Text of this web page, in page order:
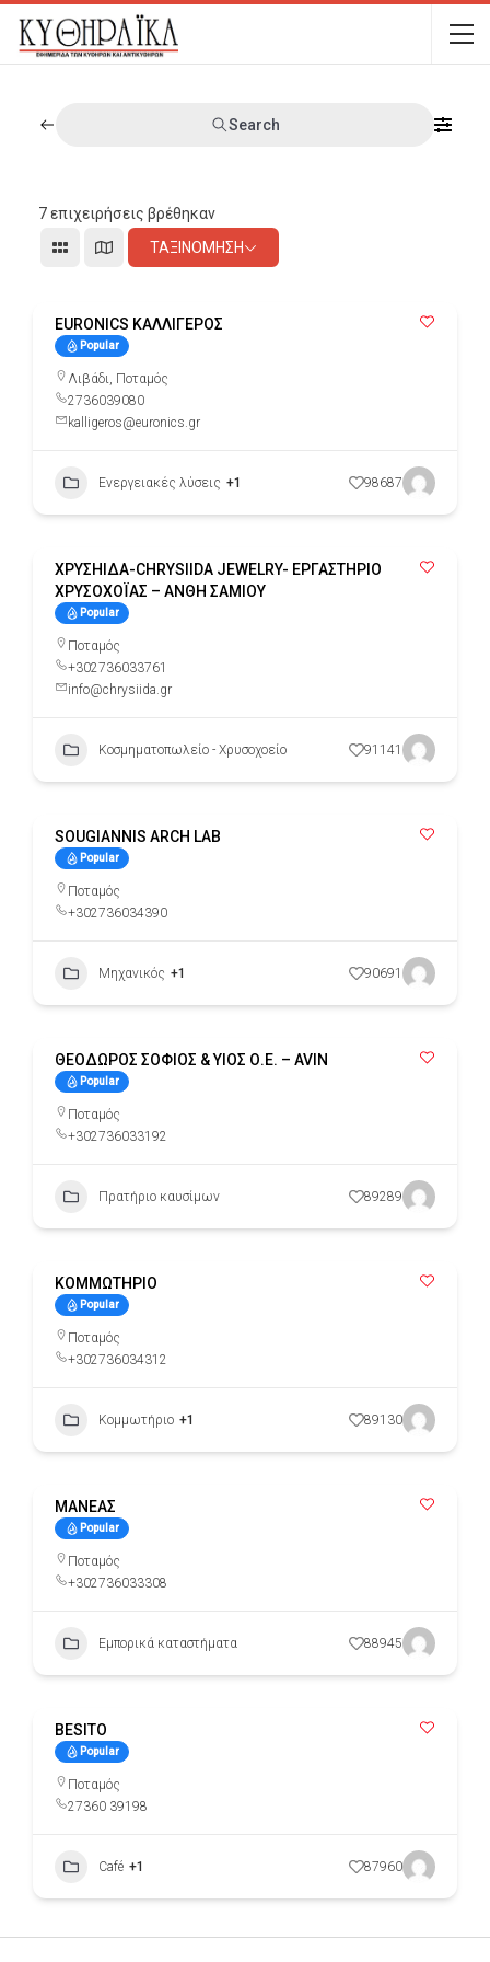
Search
7επιχειρήσεις βρέθηκαν
ΤΑΞΙΝΌΜΗΣΗ
EURONICS ΚΑΛΛΙΓΕΡΟΣ
Popular
Λιβάδι, Ποταμός
2736039080
kalligeros@euronics.gr
Ενεργειακές λύσεις +1 98687
ΧΡΥΣΗΙΔΑ-CHRYSIIDA JEWELRY- ΕΡΓΑΣΤΗΡΙΟ
ΧΡΥΣΟΧΟΪΑΣ – ΑΝΘΗ ΣΑΜΙΟΥ
Popular
Ποταμός
+302736033761
info@chrysiida.gr
Κοσμηματοπωλείο - Χρυσοχοείο 91141
SOUGIANNIS ARCH LAB
Popular
Ποταμός
+302736034390
Μηχανικός +1 90691
ΘΕΟΔΩΡΟΣ ΣΟΦΙΟΣ & ΥΙΟΣ Ο.Ε. – AVIN
Popular
Ποταμός
+302736033192
Πρατήριο καυσίμων 89289
ΚΟΜΜΩΤΗΡΙΟ
Popular
Ποταμός
+302736034312
Κομμωτήριο +1 89130
ΜΑΝΕΑΣ
Popular
Ποταμός
+302736033308
Εμπορικά καταστήματα 88945
BESITO
Popular
Ποταμός
27360 39198
Café +1 87960